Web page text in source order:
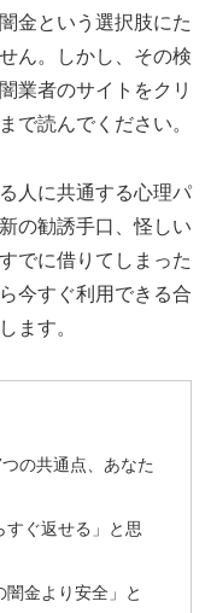
金という選択肢にた
ん。しかし、その検
業者のサイトをクリ
で読んでください。
人に共通する心理パ
の勧誘手口、怪しい
でに借りてしまった
今すぐ利用できる合
ます。
の共通点、あなた
すぐ返せる」と思
金より安全」と